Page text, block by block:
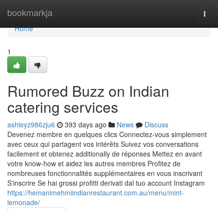
bookmarkja
Home
Home
1
Rumored Buzz on Indian
catering services
ashleyz986zju6 393 days ago News
Discuss
Devenez membre en quelques clics Connectez-vous simplement
avec ceux qui partagent vos intérêts Suivez vos conversations
facilement et obtenez additionally de réponses Mettez en avant
votre know-how et aidez les autres membres Profitez de
nombreuses fonctionnalités supplémentaires en vous inscrivant
S'inscrire Se hai grossi profitti derivati dal tuo account Instagram
https://hemanimehmiindianrestaurant.com.au/menu/mint-
lemonade/